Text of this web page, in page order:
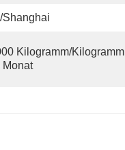
Shanghai
Kilogramm/Kilogramm
Monat